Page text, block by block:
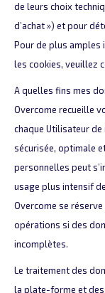
de leurs choix
d’achat ») et pour
Pour de plus
les cookies, veuillez
A quelles fins mes
Overcome recueille
chaque Utilisateur
sécurisée, optimale
personnelles peut
usage plus intensif
Overcome se
opérations si des
incomplètes.
Le traitement des
la plate-forme et des